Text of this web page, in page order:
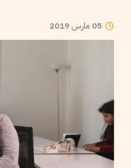
05مارس2019